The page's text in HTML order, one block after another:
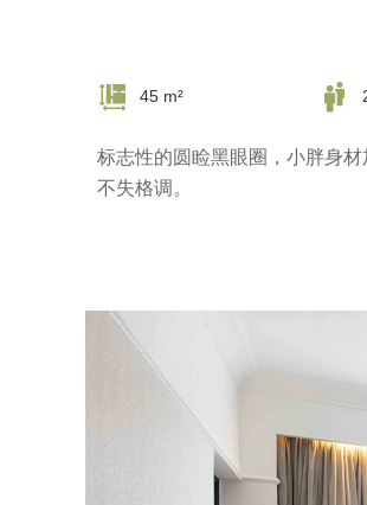
45 m²
标志性的圆睑黑眼圈，小胖身
不失格调。